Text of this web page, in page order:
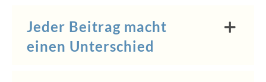
Jeder Beitrag macht
einen Unterschied